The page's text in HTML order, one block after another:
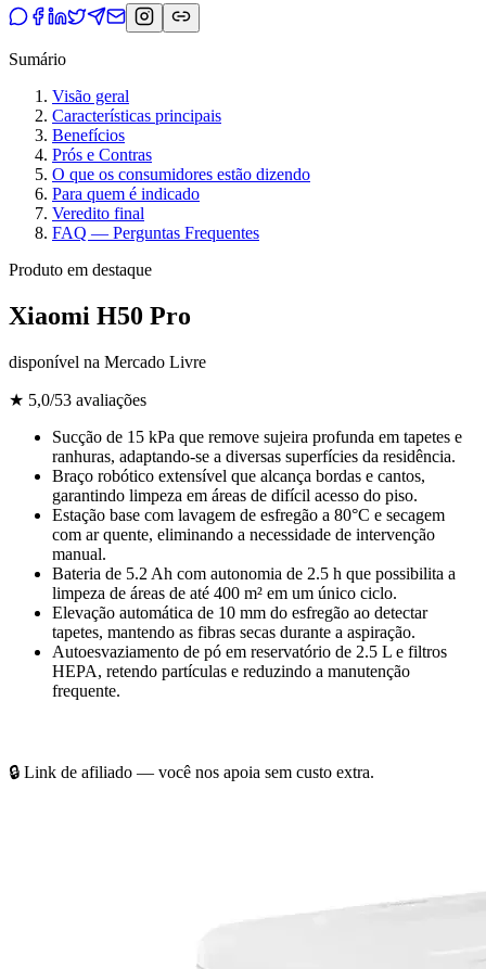
Sumário
Visão geral
Características principais
Benefícios
Prós e Contras
O que os consumidores estão dizendo
Para quem é indicado
Veredito final
FAQ — Perguntas Frequentes
Produto em destaque
Xiaomi H50 Pro
disponível na Mercado Livre
★ 5,0/53 avaliações
Sucção de 15 kPa que remove sujeira profunda em tapetes e
ranhuras, adaptando-se a diversas superfícies da residência.
Braço robótico extensível que alcança bordas e cantos,
garantindo limpeza em áreas de difícil acesso do piso.
Estação base com lavagem de esfregão a 80°C e secagem
com ar quente, eliminando a necessidade de intervenção
manual.
Bateria de 5.2 Ah com autonomia de 2.5 h que possibilita a
limpeza de áreas de até 400 m² em um único ciclo.
Elevação automática de 10 mm do esfregão ao detectar
tapetes, mantendo as fibras secas durante a aspiração.
Autoesvaziamento de pó em reservatório de 2.5 L e filtros
HEPA, retendo partículas e reduzindo a manutenção
frequente.
🔒 Link de afiliado — você nos apoia sem custo extra.